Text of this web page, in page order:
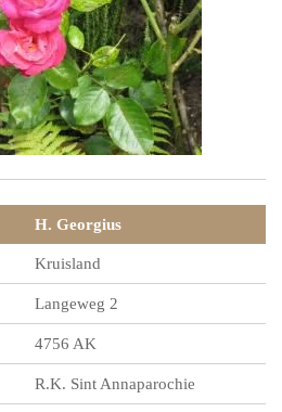
H. Georgius
Kruisland
Langeweg 2
4756 AK
R.K. Sint Annaparochie